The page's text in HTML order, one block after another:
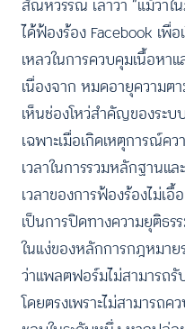
ได้ฟ้องร้อง Facebook เพื่
เหลวในการควบคุมเนื้อห
เนื่องจาก หมดอายุความต
เห็นช่องโหว่สำคัญของระบ
เฉพาะเมื่อเกิดเหตุการณ์ค
เวลาในการรวมหลักฐาน
เวลาของการฟ้องร้องไม่เ
เป็นการปิดทางความยุติธร
ในแง่ของหลักการกฎหมาย
ว่าแพลตฟอร์มไม่สามารถ
โดยตรงเพราะไม่สามาร